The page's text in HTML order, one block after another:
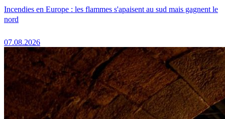
Incendies en Europe : les flammes s'apaisent au sud mais gagnent le
nord
07.08.2026